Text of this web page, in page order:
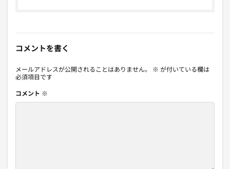
コメントを書く
メールアドレスが公開されることはありません。 ※ が付いている欄は
必須項目です
コメント ※